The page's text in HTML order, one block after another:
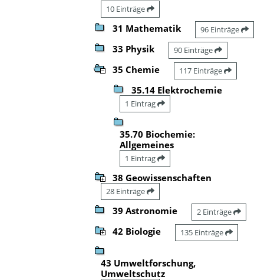
10 Einträge
31 Mathematik 96 Einträge
33 Physik 90 Einträge
35 Chemie 117 Einträge
35.14 Elektrochemie
1 Eintrag
35.70 Biochemie:
Allgemeines
1 Eintrag
38 Geowissenschaften
28 Einträge
39 Astronomie 2 Einträge
42 Biologie 135 Einträge
43 Umweltforschung,
Umweltschutz